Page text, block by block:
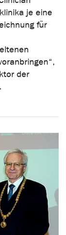
je eine
für
der